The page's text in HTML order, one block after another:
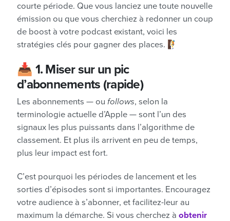
courte période. Que vous lanciez une toute nouvelle
émission ou que vous cherchiez à redonner un coup
de boost à votre podcast existant, voici les
stratégies clés pour gagner des places. 🧗
📥 1. Miser sur un pic
d’abonnements (rapide)
Les abonnements — ou follows, selon la
terminologie actuelle d’Apple — sont l’un des
signaux les plus puissants dans l’algorithme de
classement. Et plus ils arrivent en peu de temps,
plus leur impact est fort.
C’est pourquoi les périodes de lancement et les
sorties d’épisodes sont si importantes. Encouragez
votre audience à s’abonner, et facilitez-leur au
maximum la démarche. Si vous cherchez à obtenir